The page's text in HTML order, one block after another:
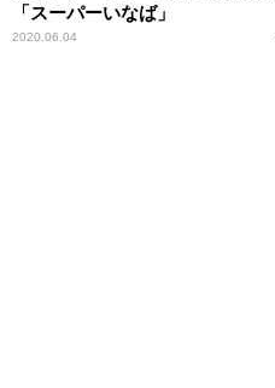
「スーパーいなば」
2020.06.04